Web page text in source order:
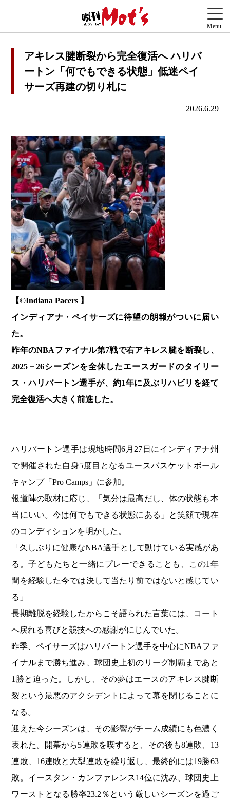
アキレス腱断裂から完全復活へ ハリバ
ートン「何でもできる状態」低迷ペイ
サーズ再建の切り札に
2026.6.29
【©️Indiana Pacers 】
インディアナ・ペイサーズに待望の朗報がついに届い
た。
昨年のNBAファイナル第7戦で右アキレス腱を断裂し、
2025－26シーズンを全休したエースガードのタイリー
ス・ハリバートン選手が、約1年に及ぶリハビリを経て
完全復活へ大きく前進した。
ハリバートン選手は現地時間6月27日にインディアナ州
で開催された自身5度目となるユースバスケットボール
キャンプ「Pro Camps」に参加。
報道陣の取材に応じ、「気分は最高だし、体の状態も本
当にいい。今は何でもできる状態にある」と笑顔で現在
のコンディションを明かした。
「久しぶりに健康なNBA選手として動けている実感があ
る。子どもたちと一緒にプレーできることも、この1年
間を経験した今では決して当たり前ではないと感じてい
る」
長期離脱を経験したからこそ語られた言葉には、コート
へ戻れる喜びと競技への感謝がにじんでいた。
昨季、ペイサーズはハリバートン選手を中心にNBAファ
イナルまで勝ち進み、球団史上初のリーグ制覇まであと
1勝と迫った。しかし、その夢はエースのアキレス腱断
裂という最悪のアクシデントによって幕を閉じることに
なる。
迎えた今シーズンは、その影響がチーム成績にも色濃く
表れた。開幕から5連敗を喫すると、その後も8連敗、13
連敗、16連敗と大型連敗を繰り返し、最終的には19勝63
敗。イースタン・カンファレンス14位に沈み、球団史上
ワーストとなる勝率23.2％という厳しいシーズンを過ご